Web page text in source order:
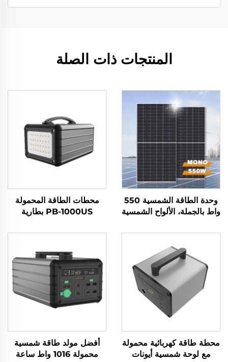
المنتجات ذات الصلة
وحدة الطاقة الشمسية 550
واط بالجملة، الألواح الشمسية
للمشاريع الطاقية
محطات الطاقة المحمولة
PB-1000US بطارية
1000 واط للمغامرات
محطة طاقة كهربائية محمولة
مع لوحة شمسية أيونات
أفضل مولد طاقة شمسية
محمولة 1016 واط ساعة